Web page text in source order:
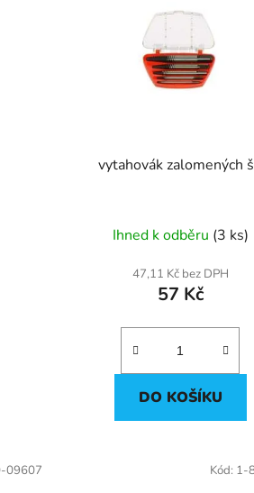
vytahovák zalomených
Ihned k odběru (3 ks)
47,11 Kč bez DPH
57 Kč
DO KOŠÍKU
09607 Kód: 1-